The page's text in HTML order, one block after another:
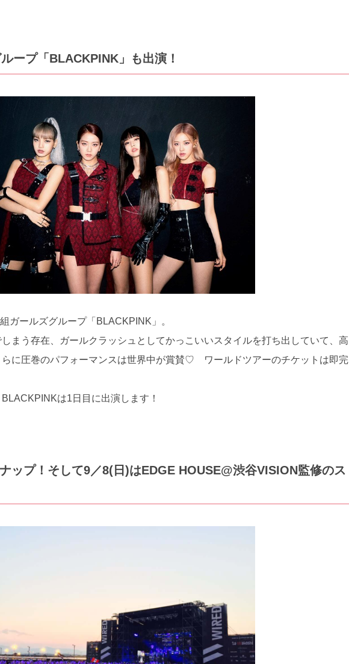
ープ「BLACKPINK」も出演！
ガールズグループ「BLACKPINK」。
まう存在、ガールクラッシュとしてかっこいいスタイルを打ち出していて、高
らに圧巻のパフォーマンスは世界中が賞賛♡ ワールドツアーのチケットは即完
は1日目に出演します！
ップ！そして9／8(日)はEDGE HOUSE@渋谷VISION監修のス